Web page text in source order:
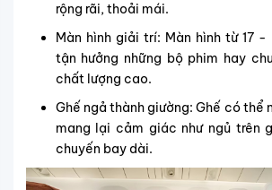
rộng rãi, thoải mái.
Màn hình giải trí: Màn hình từ 17
tận hưởng những bộ phim hay
chất lượng cao.
Ghế ngả thành giường: Ghế có thể
mang lại cảm giác như ngủ trên
chuyến bay dài.